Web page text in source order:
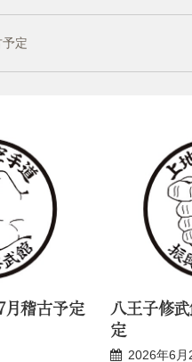
定
月稽古予定
八王子修
定
2026年6月